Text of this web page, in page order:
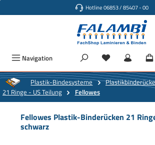
Hotline 06853 / 85407 - 00
Navigation
Plastik-Bindesysteme
21 Ringe - US Teilung
Fellowes
Fellowes Plastik-Binderücken 21
schwarz